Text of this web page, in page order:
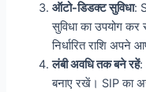
ऑटो-डिडक्ट सुविधा:
सुविधा का उपयोग
निर्धारित राशि
लंबी अवधि तक बने रहें:
बनाए रखें। SIP का